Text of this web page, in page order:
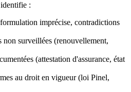
:
imprécise, contradictions
non surveillées (renouvellement,
(attestation d'assurance, état
au droit en vigueur (loi Pinel,